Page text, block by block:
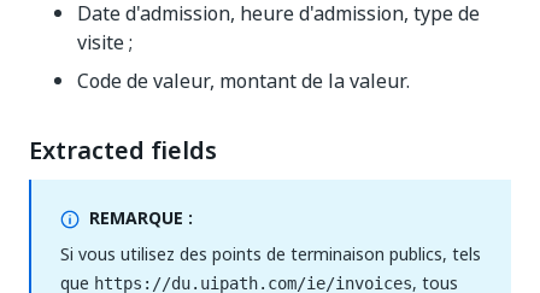
Date d'admission, heure d'admission, type de
visite ;
Code de valeur, montant de la valeur.
Extracted fields
REMARQUE :
Si vous utilisez des points de terminaison publics, tels
que https://du.uipath.com/ie/invoices, tous